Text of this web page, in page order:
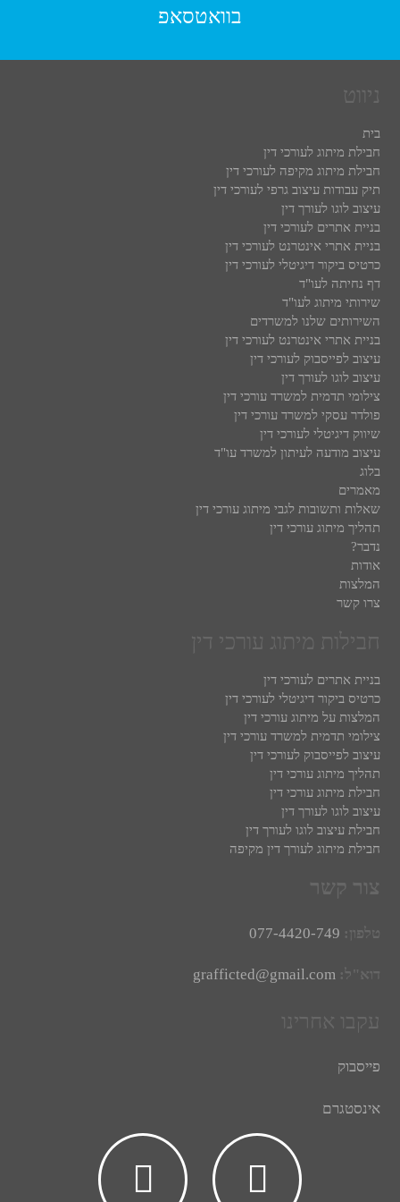
בוואטסאפ
ניווט
בית
חבילת מיתוג לעורכי דין
חבילת מיתוג מקיפה לעורכי דין
תיק עבודות עיצוב גרפי לעורכי דין
עיצוב לוגו לעורך דין
בניית אתרים לעורכי דין
בניית אתרי אינטרנט לעורכי דין
כרטיס ביקור דיגיטלי לעורכי דין
דף נחיתה לעו"ד
שירותי מיתוג לעו"ד
השירותים שלנו למשרדים
בניית אתרי אינטרנט לעורכי דין
עיצוב לפייסבוק לעורכי דין
עיצוב לוגו לעורך דין
צילומי תדמית למשרד עורכי דין
פולדר עסקי למשרד עורכי דין
שיווק דיגיטלי לעורכי דין
עיצוב מודעה לעיתון למשרד עו"ד
בלוג
מאמרים
שאלות ותשובות לגבי מיתוג עורכי דין
תהליך מיתוג עורכי דין
נדבר?
אודות
המלצות
צרו קשר
חבילות מיתוג עורכי דין
בניית אתרים לעורכי דין
כרטיס ביקור דיגיטלי לעורכי דין
המלצות על מיתוג עורכי דין
צילומי תדמית למשרד עורכי דין
עיצוב לפייסבוק לעורכי דין
תהליך מיתוג עורכי דין
חבילת מיתוג עורכי דין
עיצוב לוגו לעורך דין
חבילת עיצוב לוגו לעורך דין
חבילת מיתוג לעורך דין מקיפה
צור קשר
טלפון: 077-4420-749
דוא"ל:grafficted@gmail.com
עקבו אחרינו
פייסבוק
אינסטגרם